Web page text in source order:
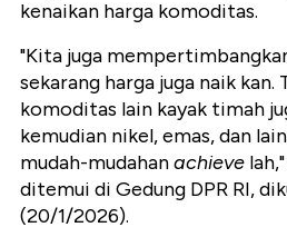
kenaikan harga komoditas.
"Kita juga
sekarang harga juga naik kan.
komoditas lain kayak timah
kemudian nikel, emas, dan
mudah-mudahanachieve
ditemui di Gedung DPR RI,
(20/1/2026).